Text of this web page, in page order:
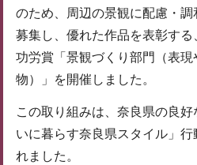
のため、周辺の景観に配慮・調
募集し、優れた作品を表彰する
功労賞「景観づくり部門（表
物）」を開催しました。
この取り組みは、奈良県の良
いに暮らす奈良県スタイル」
れました。